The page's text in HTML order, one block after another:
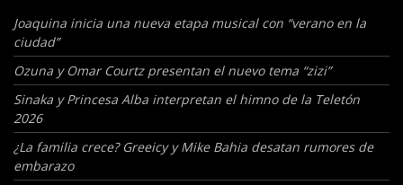
Joaquina inicia una nueva etapa musical con “verano en la
ciudad”
Ozuna y Omar Courtz presentan el nuevo tema “zizi”
Sinaka y Princesa Alba interpretan el himno de la Teletón
2026
¿La familia crece? Greeicy y Mike Bahia desatan rumores de
embarazo